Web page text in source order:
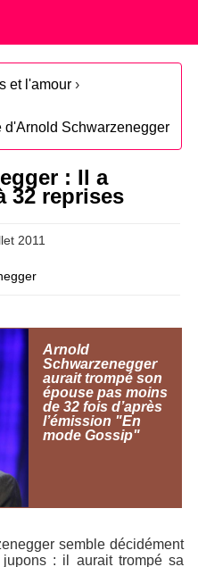
et l'amour ›
d'Arnold Schwarzenegger
: Il a
32 reprises
2011
Arnold
Schwarzenegger
aurait trompé son
épouse pas moins
de 32 fois d’après
l’émission "En
mode Gossip"
semble décidément
: il aurait trompé sa